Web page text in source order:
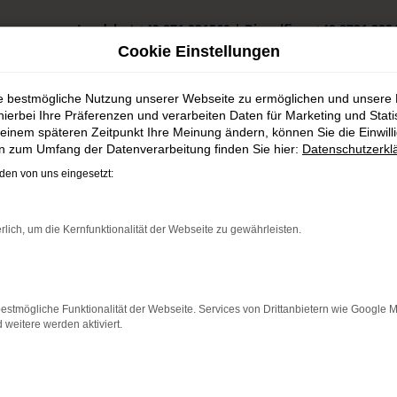
Landshut +49 871 931560|Dingolfing +49 8731
in Altdorf günstig kaufen
Altdorf günstig kaufen
Autokauf für Altdorf
unterwegs sein möchten, empfehlen wir Ihnen einen Hyundai
Modellgeneration als auch in älteren Auflagen punktet
tiefen Verankerung in Altdorf und Umgebung sind wir
halten oftmals gleich mehrere Modelle für Sie auf Lager.
Cookie Einstellungen
bestmögliche Nutzung unserer Webseite zu ermöglichen und unsere
Ihre Präferenzen und verarbeiten Daten für Marketing und
späteren Zeitpunkt Ihre Meinung ändern, können Sie die
zum Umfang der Datenverarbeitung finden Sie hier:
von uns eingesetzt:
um die Kernfunktionalität der Webseite zu gewährleisten.
Funktionalität der Webseite. Services von Drittanbietern wie Google
weitere werden aktiviert.